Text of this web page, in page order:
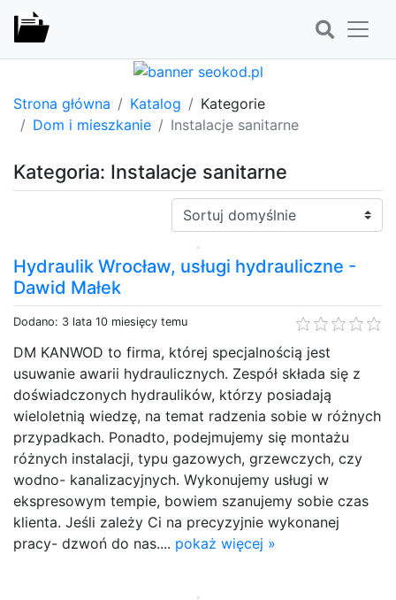
Strona główna Katalog
Kategorie
Dom i mieszkanie
Instalacje sanitarne
Kategoria: Instalacje sanitarne
Sortuj:
Hydraulik Wrocław, usługi hydrauliczne -
Dawid Małek
Dodano: 3 lata 10 miesięcy temu
DM KANWOD to firma, której specjalnością jest
usuwanie awarii hydraulicznych. Zespół składa się z
doświadczonych hydraulików, którzy posiadają
wieloletnią wiedzę, na temat radzenia sobie w różnych
przypadkach. Ponadto, podejmujemy się montażu
różnych instalacji, typu gazowych, grzewczych, czy
wodno- kanalizacyjnych. Wykonujemy usługi w
ekspresowym tempie, bowiem szanujemy sobie czas
klienta. Jeśli zależy Ci na precyzyjnie wykonanej
pracy- dzwoń do nas.... pokaż więcej »